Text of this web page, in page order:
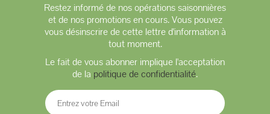
Restez informé de nos opérations saisonnières
et de nos promotions en cours. Vous pouvez
vous désinscrire de cette lettre d'information à
tout moment.
Le fait de vous abonner implique l'acceptation
de la politique de confidentialité.